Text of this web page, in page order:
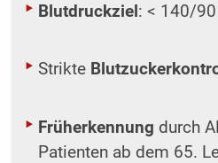
Blutdruckziel: < 140/
Strikte
Früherkennung durch
Patienten ab dem 65.